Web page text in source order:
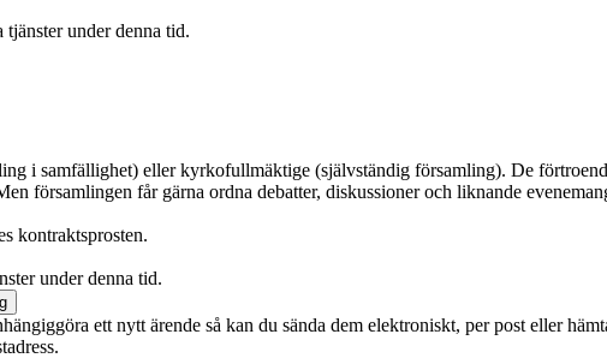
under denna tid.
i samfällighet) eller kyrkofullmäktige (självständig församling). De
församlingen får gärna ordna debatter, diskussioner och liknande
kontraktsprosten.
under denna tid.
ett nytt ärende så kan du sända dem elektroniskt, per post eller